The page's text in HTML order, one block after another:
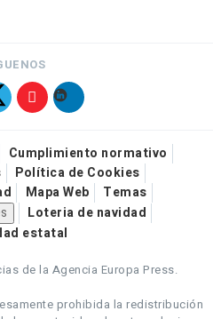
Cumplimiento normativo
Política de Cookies
Mapa Web
Temas
Loteria de navidad
estatal
de la Agencia Europa Press.
prohibida la redistribución